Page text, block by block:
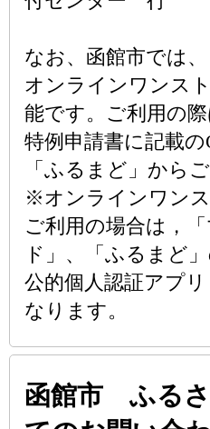
なお、函館市では
オンラインワンス
能です。ご利用の
特例申請書に記載
「ふるまど」から
※オンラインワン
ご利用の場合は，
ド」、「ふるまど
公的個人認証アプ
なります。
函館市 ふる